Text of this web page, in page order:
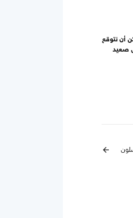
أن نتوقع
صعيد
arrow_back